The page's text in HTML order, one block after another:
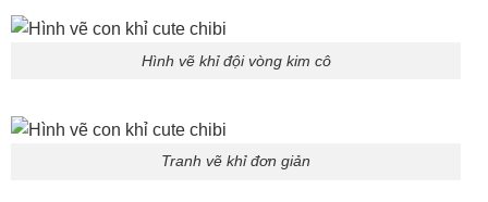
Hình vẽ khỉ đội vòng kim cô
Tranh vẽ khỉ đơn giản